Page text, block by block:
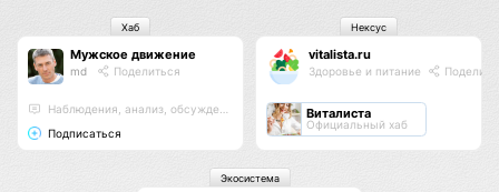
Мужское движение
md Поделиться
Наблюдения, анализ, обсуждения
Подписаться
Хаб
vitalista.ru
Здоровье и питание
Виталиста
Официальный хаб
Нексус
Экосистема